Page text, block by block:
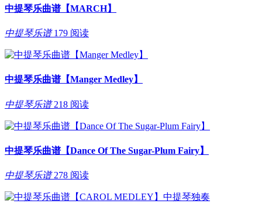
中提琴乐曲谱【MARCH】
中提琴乐谱 179 阅读
中提琴乐曲谱【Manger Medley】
中提琴乐谱 218 阅读
中提琴乐曲谱【Dance Of The Sugar-Plum Fairy】
中提琴乐谱 278 阅读